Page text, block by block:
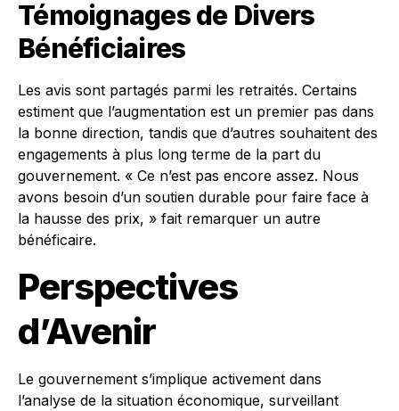
Témoignages de Divers
Bénéficiaires
Les avis sont partagés parmi les retraités. Certains
estiment que l’augmentation est un premier pas dans
la bonne direction, tandis que d’autres souhaitent des
engagements à plus long terme de la part du
gouvernement. « Ce n’est pas encore assez. Nous
avons besoin d’un soutien durable pour faire face à
la hausse des prix, » fait remarquer un autre
bénéficaire.
Perspectives
d’Avenir
Le gouvernement s’implique activement dans
l’analyse de la situation économique, surveillant